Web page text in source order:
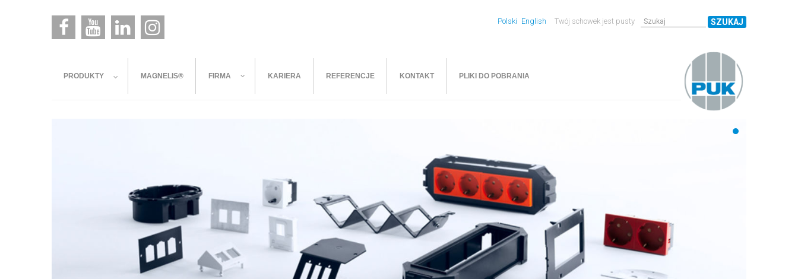
SZUKAJ
Twój schowek jest pusty
Polski English
PRODUKTY MAGNELIS® FIRMA KARIERA REFERENCJE KONTAKT PLIKI DO POBRANIA